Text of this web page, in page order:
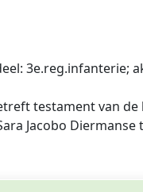
3e.reg.infanterie;
testament van
Jacobo